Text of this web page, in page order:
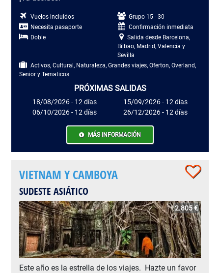
Vuelos incluidos
Grupo 15 - 30
Necesita pasaporte
Confirmación inmediata
Doble
Salida desde Barcelona,
Bilbao, Madrid, Valencia y
Sevilla
Activos, Cultural, Naturaleza, Grandes viajes, Oferton, Overland,
Senior y Tematicos
PRÓXIMAS SALIDAS
18/08/2026 - 12 días
15/09/2026 - 12 días
06/10/2026 - 12 días
26/12/2026 - 12 días
MÁS INFORMACIÓN
VIETNAM Y CAMBOYA
SUDESTE ASIÁTICO
2.805 €
Este año es la estrella de los viajes. Hazte un favor